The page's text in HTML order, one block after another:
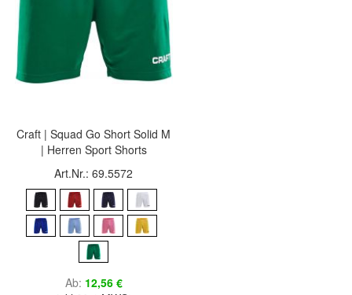
Craft | Squad Go Short Solid M
| Herren Sport Shorts
Art.Nr.: 69.5572
Ab 12,56 €